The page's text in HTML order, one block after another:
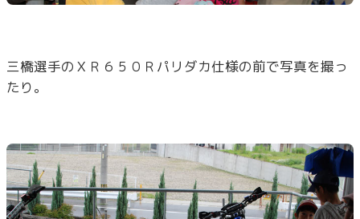
三橋選手のＸＲ６５０Ｒパリダカ仕様の前で写真を撮っ
たり。